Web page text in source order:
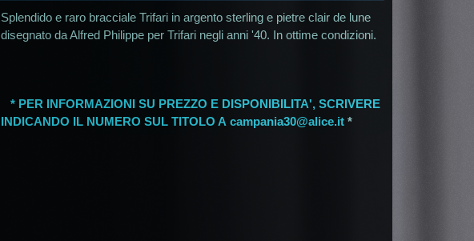
Splendido e raro bracciale Trifari in argento sterling e pietre clair de lune
disegnato da Alfred Philippe per Trifari negli anni '40. In ottime condizioni.
* PER INFORMAZIONI SU PREZZO E DISPONIBILITA', SCRIVERE
INDICANDO IL NUMERO SUL TITOLO A campania30@alice.it *